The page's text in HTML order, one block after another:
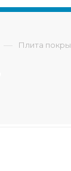
— Плита